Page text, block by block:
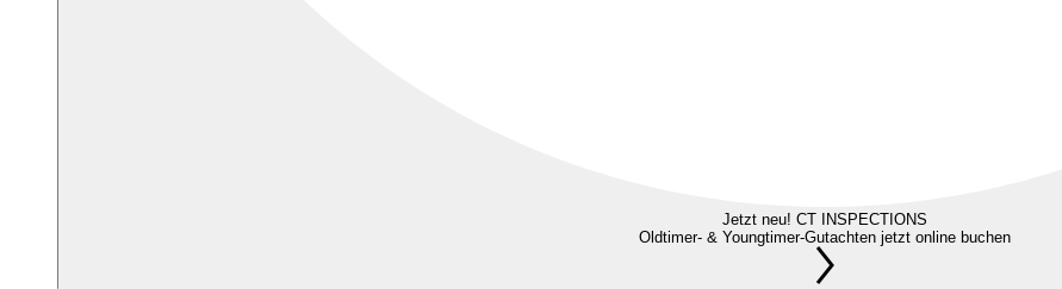
Jetzt neu! CT INSPECTIONS
Oldtimer- & Youngtimer-Gutachten jetzt online buchen